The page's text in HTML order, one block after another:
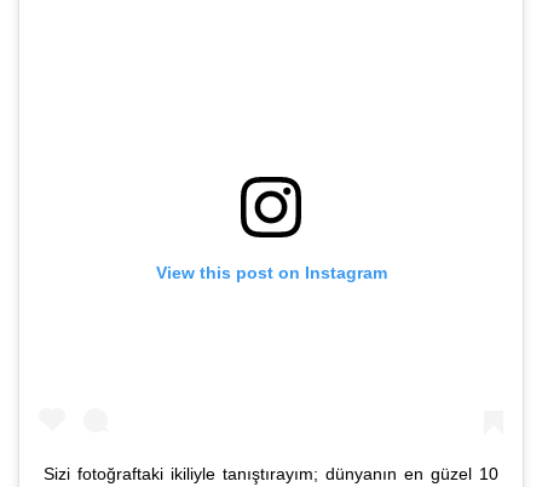
View this post on Instagram
Sizi fotoğraftaki ikiliyle tanıştırayım; dünyanın en güzel 10